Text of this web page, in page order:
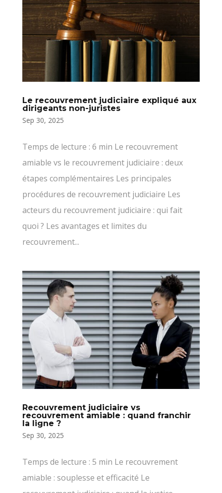
Le recouvrement judiciaire expliqué aux
dirigeants non-juristes
Sep 30, 2025
Temps de lecture : 6 min Le recouvrement
amiable vs le recouvrement judiciaire : deux
étapes complémentaires Les principales
procédures de recouvrement judiciaire Les
acteurs du recouvrement judiciaire : qui fait
quoi ? Les avantages et limites du
recouvrement...
Recouvrement judiciaire vs
recouvrement amiable : quand franchir
la ligne ?
Sep 30, 2025
Temps de lecture : 5 min Le recouvrement
amiable : souplesse et efficacité Le